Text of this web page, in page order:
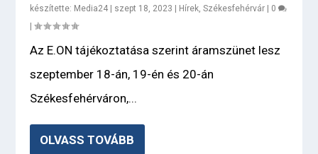
készítette: Media24 | szept 18, 2023 | Hírek ,Székesfehérvár | 0
|
Az E.ON tájékoztatása szerint áramszünet lesz
szeptember 18-án, 19-én és 20-án
Székesfehérváron,...
OLVASS TOVÁBB